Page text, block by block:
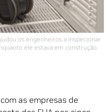
os engenheiros a inspecionar
ele estava em construção.
as empresas de